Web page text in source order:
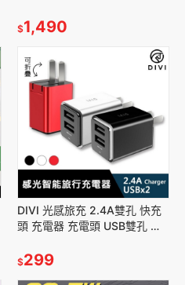
$1,490
DIVI 光感旅充 2.4A雙孔 快充
頭 充電器 充電頭 USB雙孔 折
手機 平板
$299